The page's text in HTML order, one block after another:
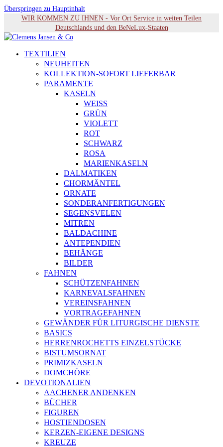
Überspringen zu Hauptinhalt
WIR KOMMEN ZU IHNEN - Vor Ort Service in weiten Teilen
Deutschlands und den BeNeLux-Staaten
TEXTILIEN
NEUHEITEN
KOLLEKTION-SOFORT LIEFERBAR
PARAMENTE
KASELN
WEISS
GRÜN
VIOLETT
ROT
SCHWARZ
ROSA
MARIENKASELN
DALMATIKEN
CHORMÄNTEL
ORNATE
SONDERANFERTIGUNGEN
SEGENSVELEN
MITREN
BALDACHINE
ANTEPENDIEN
BEHÄNGE
BILDER
FAHNEN
SCHÜTZENFAHNEN
KARNEVALSFAHNEN
VEREINSFAHNEN
VORTRAGEFAHNEN
GEWÄNDER FÜR LITURGISCHE DIENSTE
BASICS
HERRENROCHETTS EINZELSTÜCKE
BISTUMSORNAT
PRIMIZKASELN
DOMCHÖRE
DEVOTIONALIEN
AACHENER ANDENKEN
BÜCHER
FIGUREN
HOSTIENDOSEN
KERZEN-EIGENE DESIGNS
KREUZE